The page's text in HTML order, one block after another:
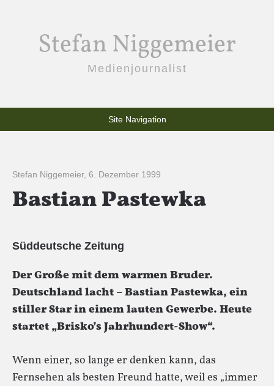
Stefan Niggemeier
Medienjournalist
Site Navigation
Stefan Niggemeier, 6. Dezember 1999
Bastian Pastewka
Süddeutsche Zeitung
Der Große mit dem warmen Bruder.
Deutschland lacht – Bastian Pastewka, ein
stiller Star in einem lauten Gewerbe. Heute
startet „Brisko’s Jahrhundert-Show“.
Wenn einer, so lange er denken kann, das
Fernsehen als besten Freund hatte, weil es „immer